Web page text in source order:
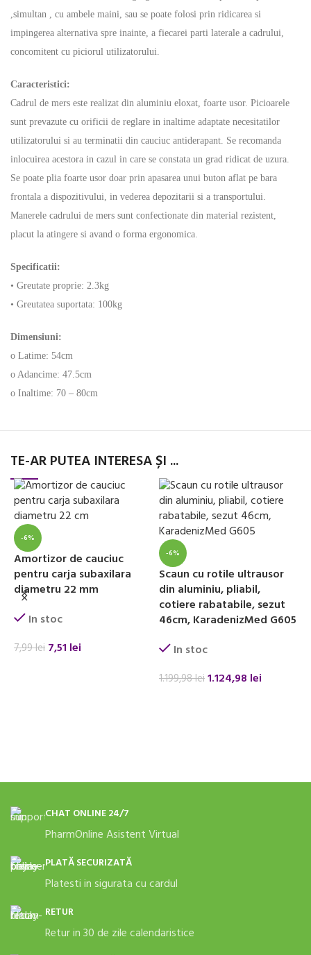
,simultan , cu ambele maini, sau se poate folosi prin ridicarea si
impingerea alternativa spre inainte, a fiecarei parti laterale a cadrului,
concomitent cu piciorul utilizatorului.
Caracteristici:
Cadrul de mers este realizat din aluminiu eloxat, foarte usor. Picioarele
sunt prevazute cu orificii de reglare in inaltime adaptate necesitatilor
utilizatorului si au terminatii din cauciuc antiderapant. Se recomanda
inlocuirea acestora in cazul in care se constata un grad ridicat de uzura.
Se poate plia foarte usor doar prin apasarea unui buton aflat pe bara
frontala a dispozitivului, in vederea depozitarii si a transportului.
Manerele cadrului de mers sunt confectionate din material rezistent,
placut la atingere si avand o forma ergonomica.
Specificatii:
• Greutate proprie: 2.3kg
• Greutatea suportata: 100kg
Dimensiuni:
o Latime: 54cm
o Adancime: 47.5cm
o Inaltime: 70 – 80cm
TE-AR PUTEA INTERESA ȘI ...
-6%
Amortizor de cauciuc
pentru carja subaxilara
diametru 22 mm
In stoc
7,99lei 7,51 lei
-6%
Scaun cu rotile ultrausor
din aluminiu, pliabil,
cotiere rabatabile, sezut
46cm, KaradenizMed G605
In stoc
1.199,98lei1.124,98 lei
CHAT ONLINE 24/7
PharmOnline Asistent Virtual
PLATĂ SECURIZATĂ
Platesti in sigurata cu cardul
RETUR
Retur in 30 de zile calendaristice